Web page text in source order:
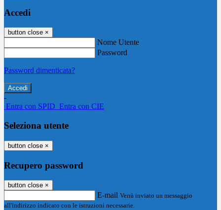
Accedi
button close ×
Nome Utente
Password
Password dimenticata?
-
Entra con SPID Entra con CIE
Seleziona utente
button close ×
Recupero password
button close ×
E-mail Verrà inviato un messaggio
all'indirizzo indicato con le istruzioni necessarie.